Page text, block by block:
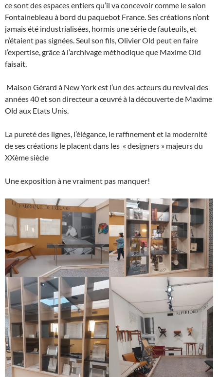
ce sont des espaces entiers qu’il va concevoir comme le salon
Fontainebleau à bord du paquebot France. Ses créations n’ont
jamais été industrialisées, hormis une série de fauteuils, et
n’étaient pas signées. Seul son fils, Olivier Old peut en faire
l’expertise, grâce à l’archivage méthodique que Maxime Old
faisait.
Maison Gérard à New York est l’un des acteurs du revival des
années 40 et son directeur a œuvré à la découverte de Maxime
Old aux Etats Unis.
La pureté des lignes, l’élégance, le raffinement et la modernité
de ses créations le placent dans les « designers » majeurs du
XXème siècle
Une exposition à ne vraiment pas manquer!